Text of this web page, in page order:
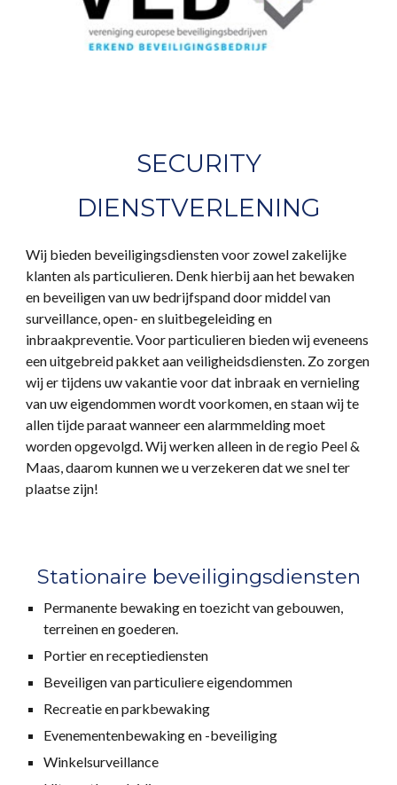
SECURITY
DIENSTVERLENING
Wij bieden beveiligingsdiensten voor zowel zakelijke
klanten als particulieren. Denk hierbij aan het bewaken
en beveiligen van uw bedrijfspand door middel van
surveillance, open- en sluitbegeleiding en
inbraakpreventie. Voor particulieren bieden wij eveneens
een uitgebreid pakket aan veiligheidsdiensten. Zo zorgen
wij er tijdens uw vakantie voor dat inbraak en vernieling
van uw eigendommen wordt voorkomen, en staan wij te
allen tijde paraat wanneer een alarmmelding moet
worden opgevolgd. Wij werken alleen in de regio Peel &
Maas, daarom kunnen we u verzekeren dat we snel ter
plaatse zijn!
Stationaire beveiligingsdiensten
Permanente bewaking en toezicht van gebouwen,
terreinen en goederen.
Portier en receptiediensten
Beveiligen van particuliere eigendommen
Recreatie en parkbewaking
Evenementenbewaking en -beveiliging
Winkelsurveillance